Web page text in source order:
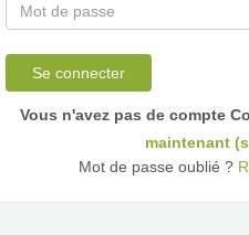
Se connecter
Vous n'avez pas de compte
maintenant
Mot de passe oublié ?